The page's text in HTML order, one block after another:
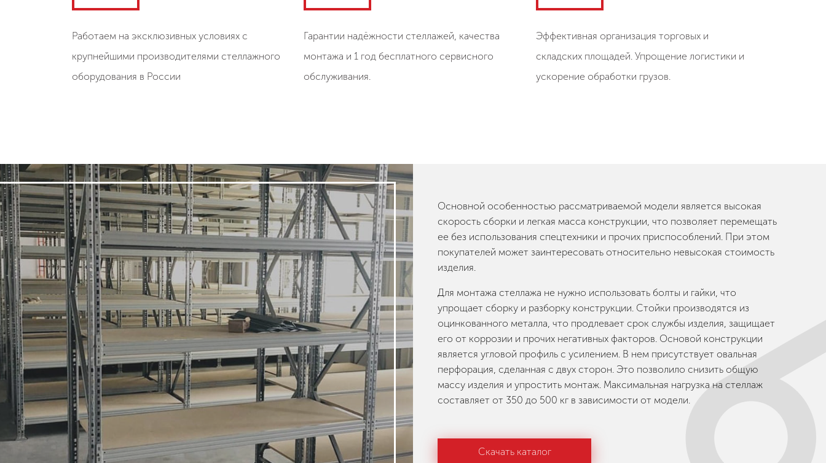
Работаем на эксклюзивных условиях с
крупнейшими производителями стеллажного
оборудования в России
Гарантии надёжности стеллажей, качества
монтажа и 1 год бесплатного сервисного
обслуживания.
Эффективная организация торговых и
складских площадей. Упрощение логистики и
ускорение обработки грузов.
Основной особенностью рассматриваемой модели является высокая
скорость сборки и легкая масса конструкции, что позволяет перемещать
ее без использования спецтехники и прочих приспособлений. При этом
покупателей может заинтересовать относительно невысокая стоимость
изделия.
Для монтажа стеллажа не нужно использовать болты и гайки, что
упрощает сборку и разборку конструкции. Стойки производятся из
оцинкованного металла, что продлевает срок службы изделия, защищает
его от коррозии и прочих негативных факторов. Основой конструкции
является угловой профиль с усилением. В нем присутствует овальная
перфорация, сделанная с двух сторон. Это позволило снизить общую
массу изделия и упростить монтаж. Максимальная нагрузка на стеллаж
составляет от 350 до 500 кг в зависимости от модели.
Скачать каталог